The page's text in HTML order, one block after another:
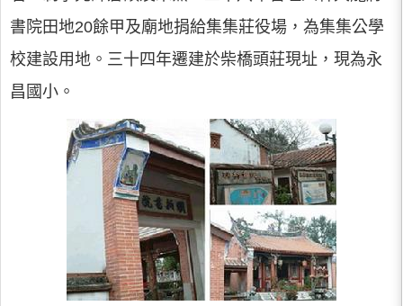
書院田地20餘甲及廟地捐給集集莊役場，為集集公學
校建設用地。三十四年遷建於柴橋頭莊現址，現為永
昌國小。